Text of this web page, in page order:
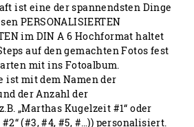
ist eine der spannendsten Dinge
PERSONALISIERTEN
im DIN A 6 Hochformat haltet
auf den gemachten Fotos fest
mit ins Fotoalbum.
ist mit dem Namen der
der Anzahl der
„Marthas Kugelzeit #1“ oder
(#3, #4, #5, #…)) personalisiert.